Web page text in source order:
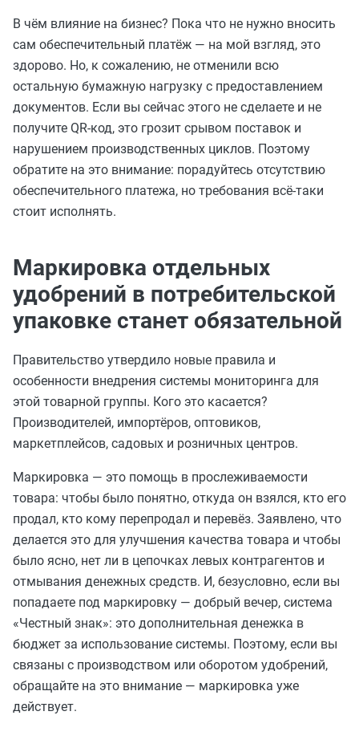
В чём влияние на бизнес? Пока что не нужно вносить
сам обеспечительный платёж — на мой взгляд, это
здорово. Но, к сожалению, не отменили всю
остальную бумажную нагрузку с предоставлением
документов. Если вы сейчас этого не сделаете и не
получите QR-код, это грозит срывом поставок и
нарушением производственных циклов. Поэтому
обратите на это внимание: порадуйтесь отсутствию
обеспечительного платежа, но требования всё-таки
стоит исполнять.
Маркировка отдельных
удобрений в потребительской
упаковке станет обязательной
Правительство утвердило новые правила и
особенности внедрения системы мониторинга для
этой товарной группы. Кого это касается?
Производителей, импортёров, оптовиков,
маркетплейсов, садовых и розничных центров.
Маркировка — это помощь в прослеживаемости
товара: чтобы было понятно, откуда он взялся, кто его
продал, кто кому перепродал и перевёз. Заявлено, что
делается это для улучшения качества товара и чтобы
было ясно, нет ли в цепочках левых контрагентов и
отмывания денежных средств. И, безусловно, если вы
попадаете под маркировку — добрый вечер, система
«Честный знак»: это дополнительная денежка в
бюджет за использование системы. Поэтому, если вы
связаны с производством или оборотом удобрений,
обращайте на это внимание — маркировка уже
действует.